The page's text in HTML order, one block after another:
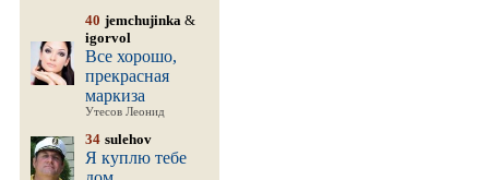
40 jemchujinka &
igorvol
Все хорошо,
прекрасная
маркиза
Утесов Леонид
34 sulehov
Я куплю тебе